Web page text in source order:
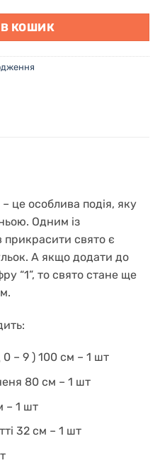
КОШИК
особлива подія, яку
Одним із
прикрасити свято є
А якщо додати до
“1”, то свято стане ще
– 9 ) 100 см – 1 шт
80 см – 1 шт
– 1 шт
32 см – 1 шт